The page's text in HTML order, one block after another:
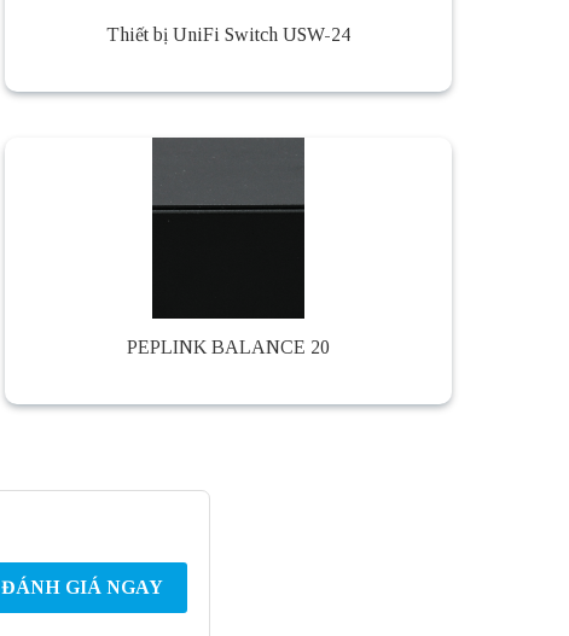
Thiết bị UniFi Switch USW-24
PEPLINK BALANCE 20
ĐÁNH GIÁ NGAY